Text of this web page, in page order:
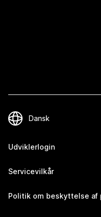
Udviklerlogin
Servicevilkår
Politik om beskyttelse af